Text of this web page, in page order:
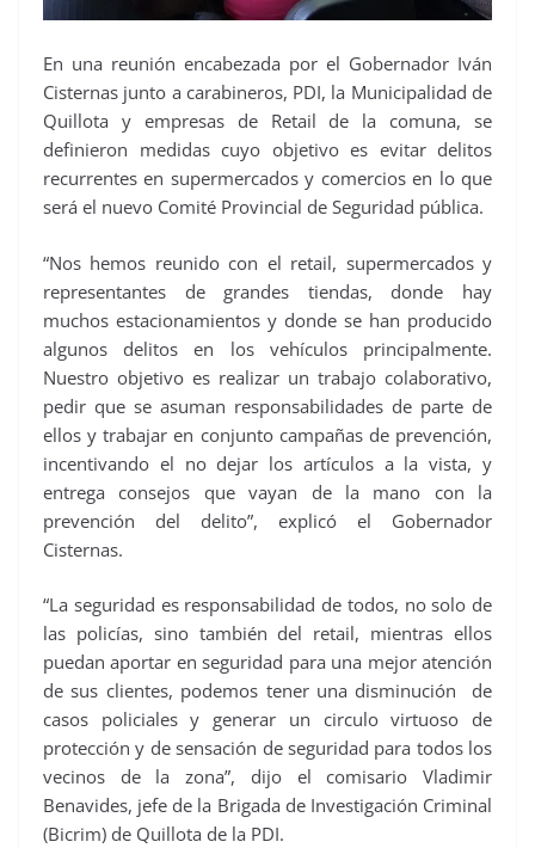
En una reunión encabezada por el Gobernador Iván
Cisternas junto a carabineros, PDI, la Municipalidad de
Quillota y empresas de Retail de la comuna, se
definieron medidas cuyo objetivo es evitar delitos
recurrentes en supermercados y comercios en lo que
será el nuevo Comité Provincial de Seguridad pública.
“Nos hemos reunido con el retail, supermercados y
representantes de grandes tiendas, donde hay
muchos estacionamientos y donde se han producido
algunos delitos en los vehículos principalmente.
Nuestro objetivo es realizar un trabajo colaborativo,
pedir que se asuman responsabilidades de parte de
ellos y trabajar en conjunto campañas de prevención,
incentivando el no dejar los artículos a la vista, y
entrega consejos que vayan de la mano con la
prevención del delito”, explicó el Gobernador
Cisternas.
“La seguridad es responsabilidad de todos, no solo de
las policías, sino también del retail, mientras ellos
puedan aportar en seguridad para una mejor atención
de sus clientes, podemos tener una disminución de
casos policiales y generar un circulo virtuoso de
protección y de sensación de seguridad para todos los
vecinos de la zona”, dijo el comisario Vladimir
Benavides, jefe de la Brigada de Investigación Criminal
(Bicrim) de Quillota de la PDI.